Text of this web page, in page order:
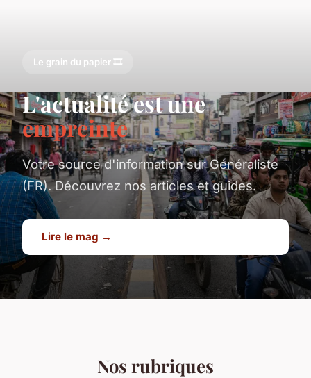
Le grain du papier 🎞️
L'actualité est une
empreinte
Votre source d'information sur Généraliste
(FR). Découvrez nos articles et guides.
Lire le mag →
Nos rubriques